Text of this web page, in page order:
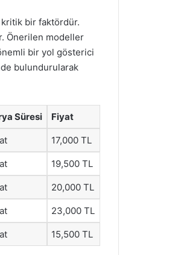
kritik bir faktördür.
Önerilen modeller
bir yol gösterici
bulundurularak
Süresi Fiyat
17,000 TL
19,500 TL
20,000 TL
23,000 TL
15,500 TL